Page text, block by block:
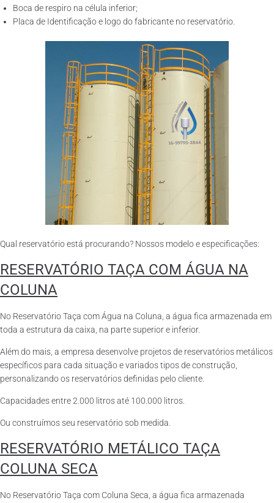
Boca de respiro na célula inferior;
Placa de Identificação e logo do fabricante no reservatório.
Qual reservatório está procurando? Nossos modelo e especificações:
RESERVATÓRIO TAÇA COM ÁGUA NA
COLUNA
No Reservatório Taça com Água na Coluna, a água fica armazenada em
toda a estrutura da caixa, na parte superior e inferior.
Além do mais, a empresa desenvolve projetos de reservatórios metálicos
específicos para cada situação e variados tipos de construção,
personalizando os reservatórios definidas pelo cliente.
Capacidades entre 2.000 litros até 100.000 litros.
Ou construímos seu reservatório sob medida.
RESERVATÓRIO METÁLICO TAÇA
COLUNA SECA
No Reservatório Taça com Coluna Seca, a água fica armazenada